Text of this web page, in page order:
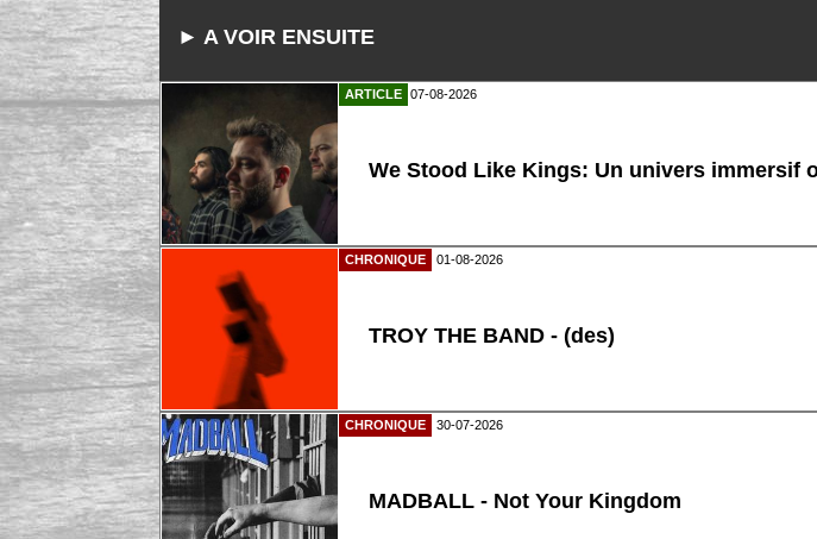
► A VOIR ENSUITE
ARTICLE 07-08-2026
We Stood Like Kings: Un univers immersif
CHRONIQUE 01-08-2026
TROY THE BAND - (des)
CHRONIQUE 30-07-2026
MADBALL - Not Your Kingdom